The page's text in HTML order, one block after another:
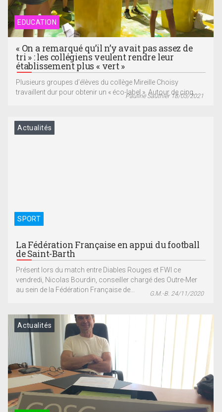
EDUCATION
« On a remarqué qu’il n’y avait pas assez de
tri » : les collégiens veulent rendre leur
établissement plus « vert »
Plusieurs groupes d’élèves du collège Mireille Choisy
travaillent dur pour obtenir un « éco-label ». Autour de cinq...
Pauline Sauthier 18/03/2021
SPORT
Actualités
La Fédération Française en appui du football
de Saint-Barth
Présent lors du match entre Diables Rouges et FWI ce
vendredi, Nicolas Bourdin, conseiller chargé des Outre-Mer
au sein de la Fédération Française de...
G.M.-B. 24/11/2020
Actualités